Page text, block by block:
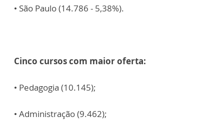
• São Paulo (14.786 - 5,38%).
Cinco cursos com maior oferta:
• Pedagogia (10.145);
• Administração (9.462);